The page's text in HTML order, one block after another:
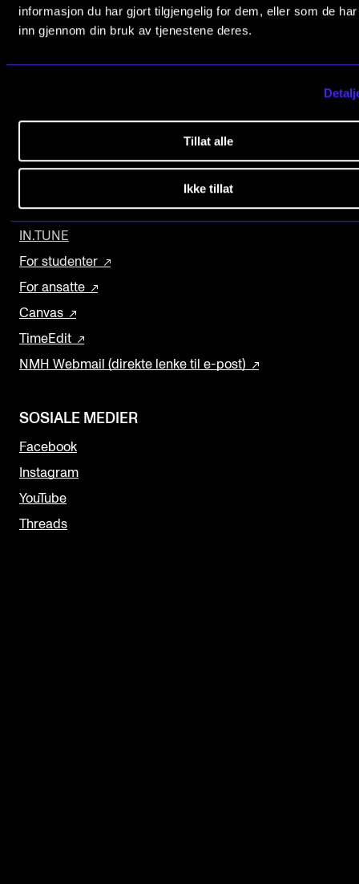
informasjon du har gjort tilgjengelig for dem, eller som de
inn gjennom din bruk av tjenestene deres.
Tillat alle
Ikke tillat
Utveksling
Internasjonal strategi
Samarbeidsprosjekter
IN.TUNE
Arrangementer og konserter
Nyheter og historier
Ledige stillinger
Finn ansatte
For ansatte og studenter
NYTTIGE LENKER
Ledige stillinger
OPPDAG MER
IN.TUNE
For studenter
For ansatte
Canvas
TimeEdit
NMH Webmail (direkte lenke til e-post)
SOSIALE MEDIER
Facebook
Instagram
YouTube
Threads